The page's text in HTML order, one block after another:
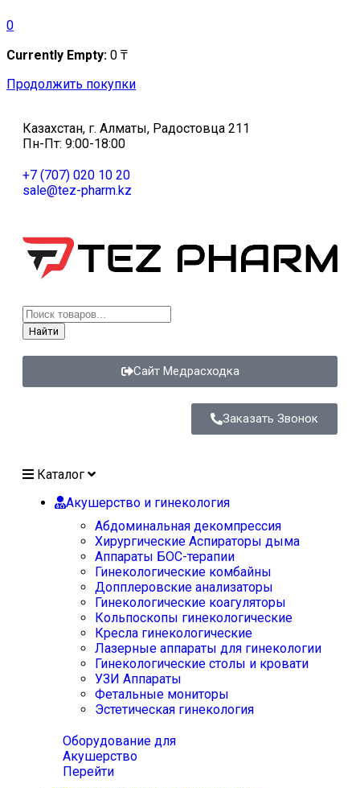
0
Currently Empty: 0 ₸
Продолжить покупки
Казахстан, г. Алматы, Радостовца 211
Пн-Пт: 9:00-18:00
+7 (707) 020 10 20
sale@tez-pharm.kz
Найти
Сайт Медрасходка
Заказать Звонок
Каталог
Акушерство и гинекология
Абдоминальная декомпрессия
Хирургические Аспираторы дыма
Аппараты БОС-терапии
Гинекологические комбайны
Допплеровские анализаторы
Гинекологические коагуляторы
Кольпоскопы гинекологические
Кресла гинекологические
Лазерные аппараты для гинекологии
Гинекологические столы и кровати
УЗИ Аппараты
Фетальные мониторы
Эстетическая гинекология
Оборудование для
Акушерство
Перейти